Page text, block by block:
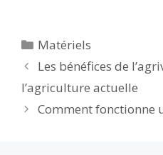
b
o
o
k
er
t
Catégories
Matériels
Les bénéfices de
l’agriculture actuelle
Comment fonctionne